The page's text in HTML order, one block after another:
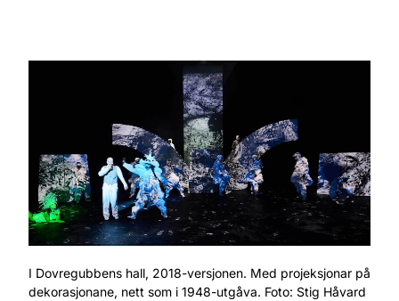
I Dovregubbens hall, 2018-versjonen. Med projeksjonar på
dekorasjonane, nett som i 1948-utgåva. Foto: Stig Håvard